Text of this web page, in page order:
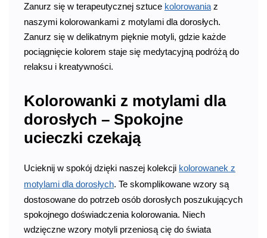
Zanurz się w terapeutycznej sztuce kolorowania z
naszymi kolorowankami z motylami dla dorosłych.
Zanurz się w delikatnym pięknie motyli, gdzie każde
pociągnięcie kolorem staje się medytacyjną podróżą do
relaksu i kreatywności.
Kolorowanki z motylami dla
dorosłych – Spokojne
ucieczki czekają
Ucieknij w spokój dzięki naszej kolekcji kolorowanek z
motylami dla dorosłych. Te skomplikowane wzory są
dostosowane do potrzeb osób dorosłych poszukujących
spokojnego doświadczenia kolorowania. Niech
wdzięczne wzory motyli przeniosą cię do świata